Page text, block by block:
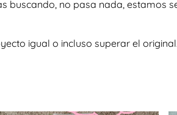
buscando, no pasa nada, estamos
igual o incluso superar el original.